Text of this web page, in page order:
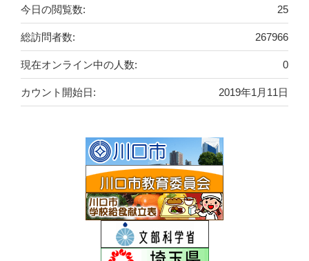
25
今日の閲覧数:
267966
総訪問者数:
0
現在オンライン中の人数:
2019年1月11日
カウント開始日: